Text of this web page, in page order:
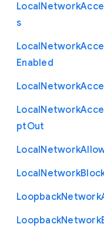
LocalNetwork
s
LocalNetwork
Enabled
LocalNetwork
LocalNetwork
ptOut
LocalNetwork
LocalNetwork
LoopbackNetwork
LoopbackNetwork